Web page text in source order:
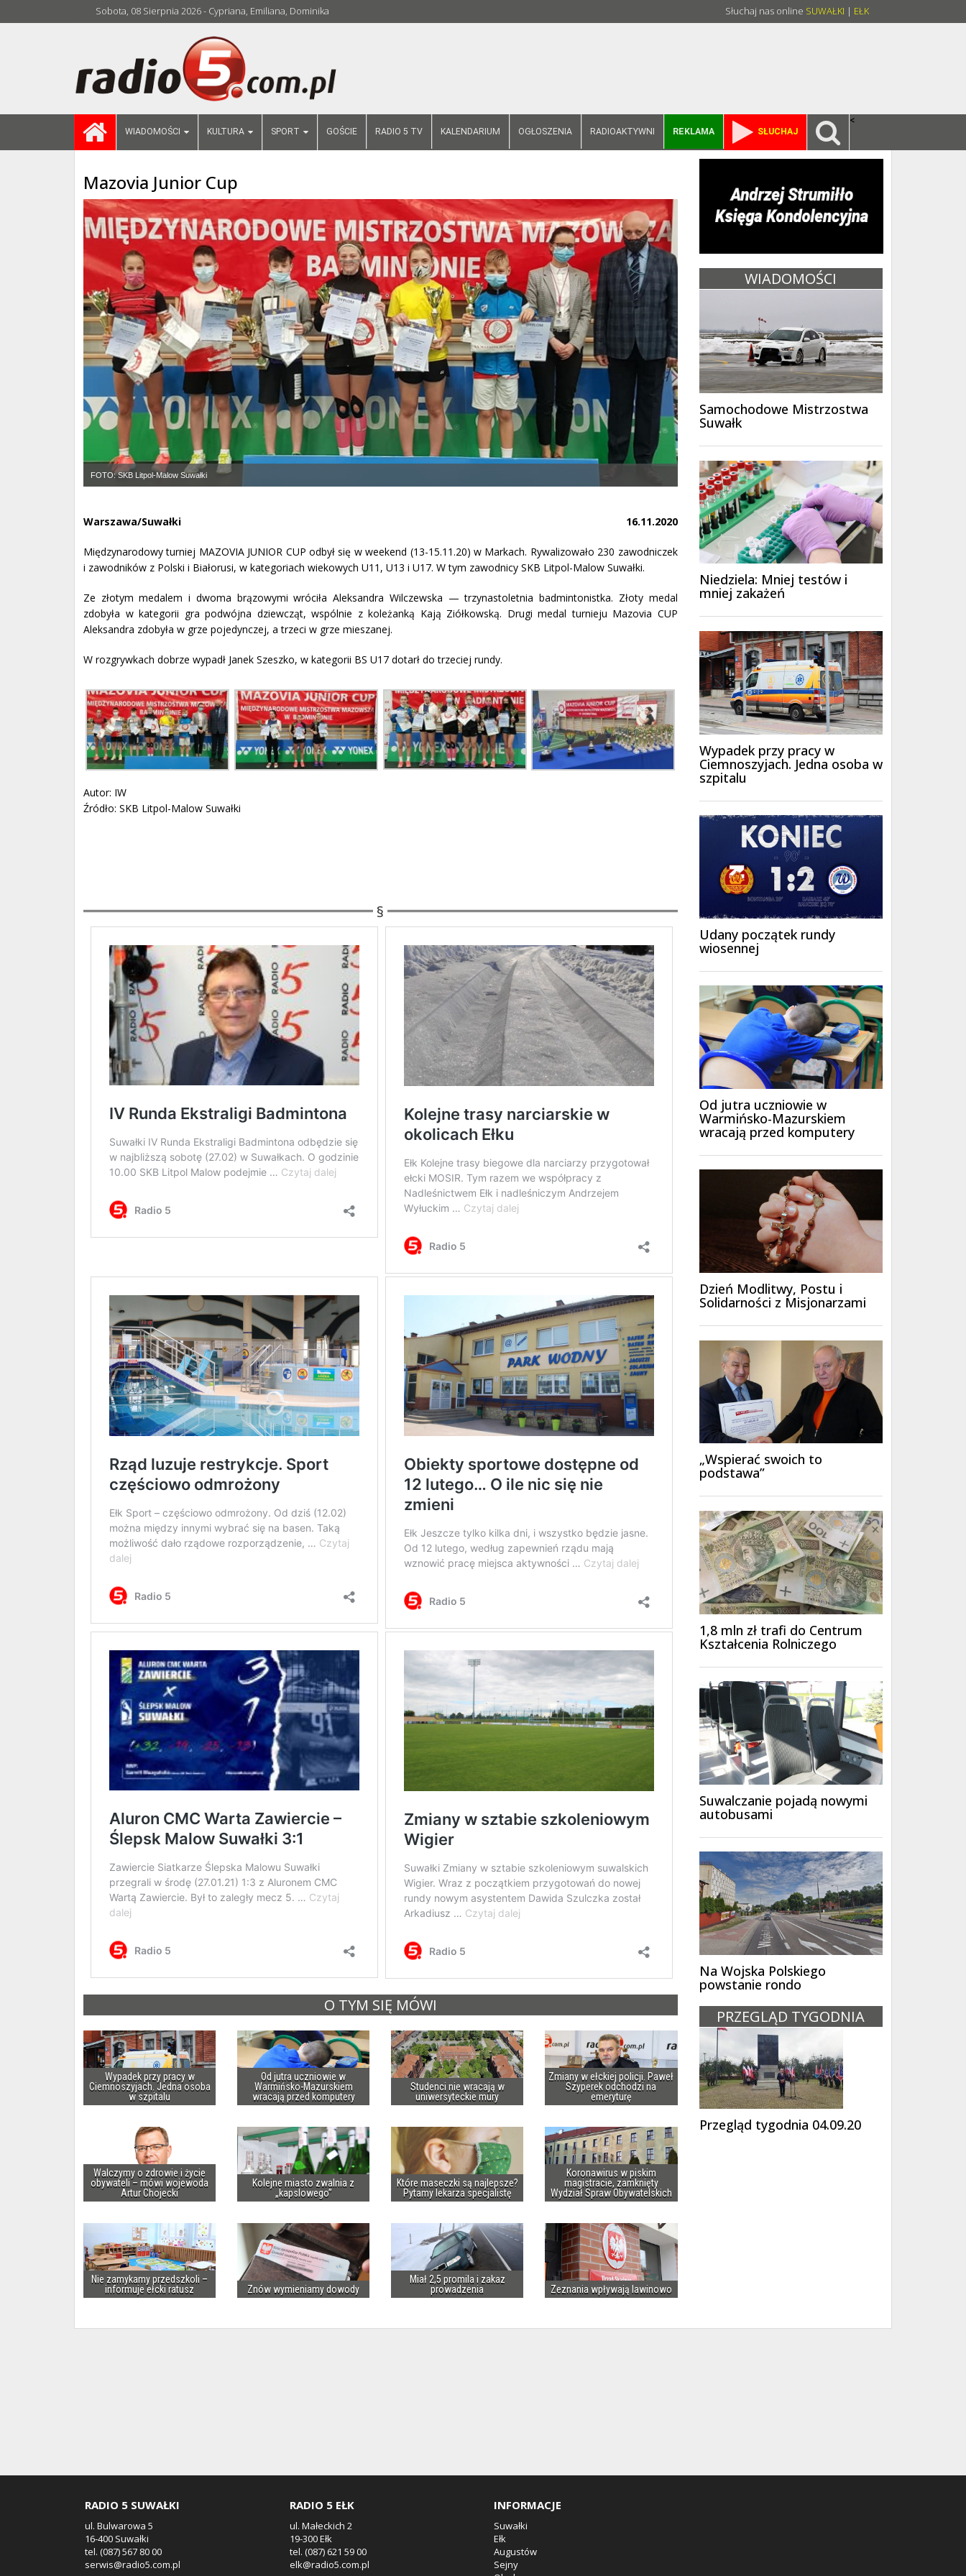
Sobota, 08 Sierpnia 2026 - Cypriana, Emiliana, Dominika Słuchaj nas online SUWAŁKI | EŁK
WIADOMOŚCI KULTURA SPORT GOŚCIE
<
RADIO 5 TV KALENDARIUM OGŁOSZENIA RADIOAKTYWNI REKLAMA SŁUCHAJ
Mazovia Junior Cup
FOTO: SKB Litpol-Malow Suwałki
16.11.2020
Warszawa/Suwałki
Międzynarodowy turniej MAZOVIA JUNIOR CUP odbył się w weekend (13-15.11.20) w Markach. Rywalizowało 230 zawodniczek
i zawodników z Polski i Białorusi, w kategoriach wiekowych U11, U13 i U17. W tym zawodnicy SKB Litpol-Malow Suwałki.
Ze złotym medalem i dwoma brązowymi wróciła Aleksandra Wilczewska — trzynastoletnia badmintonistka. Złoty medal
zdobyła w kategorii gra podwójna dziewcząt, wspólnie z koleżanką Kają Ziółkowską. Drugi medal turnieju Mazovia CUP
Aleksandra zdobyła w grze pojedynczej, a trzeci w grze mieszanej.
W rozgrywkach dobrze wypadł Janek Szeszko, w kategorii BS U17 dotarł do trzeciej rundy.
Autor: IW
Źródło: SKB Litpol-Malow Suwałki
O TYM SIĘ MÓWI
Wypadek przy pracy w
Ciemnoszyjach. Jedna osoba
w szpitalu
Od jutra uczniowie w
Warmińsko-Mazurskiem
wracają przed komputery
Studenci nie wracają w
uniwersyteckie mury
Zmiany w ełckiej policji. Paweł
Szyperek odchodzi na
emeryturę
Walczymy o zdrowie i życie
obywateli – mówi wojewoda
Artur Chojecki
Kolejne miasto zwalnia z
„kapslowego”
Które maseczki są najlepsze?
Pytamy lekarza specjalistę
Koronawirus w piskim
magistracie, zamknięty
Wydział Spraw Obywatelskich
Nie zamykamy przedszkoli –
informuje ełcki ratusz
Znów wymieniamy dowody
Miał 2,5 promila i zakaz
prowadzenia
Zeznania wpływają lawinowo
WIADOMOŚCI
Samochodowe Mistrzostwa
Suwałk
Niedziela: Mniej testów i
mniej zakażeń
Wypadek przy pracy w
Ciemnoszyjach. Jedna osoba w
szpitalu
Udany początek rundy
wiosennej
Od jutra uczniowie w
Warmińsko-Mazurskiem
wracają przed komputery
Dzień Modlitwy, Postu i
Solidarności z Misjonarzami
„Wspierać swoich to
podstawa”
1,8 mln zł trafi do Centrum
Kształcenia Rolniczego
Suwalczanie pojadą nowymi
autobusami
Na Wojska Polskiego
powstanie rondo
PRZEGLĄD TYGODNIA
Przegląd tygodnia 04.09.20
RADIO 5 SUWAŁKI
ul. Bulwarowa 5
16-400 Suwałki
tel. (087) 567 80 00
serwis@radio5.com.pl
RADIO 5 EŁK
ul. Małeckich 2
19-300 Ełk
tel. (087) 621 59 00
elk@radio5.com.pl
INFORMACJE
Suwałki
Ełk
Augustów
Sejny